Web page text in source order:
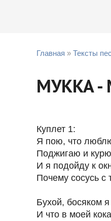
Главная » Тексты
МУККА -
Куплет 1:
Я пою, что
Поджигаю и
И я подойду к
Почему сосусь
Бухой, босяком
И что в моей